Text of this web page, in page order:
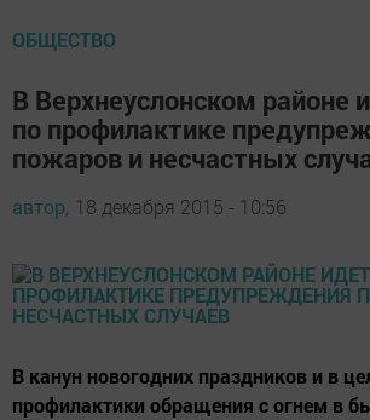
ОБЩЕСТВО
В Верхнеуслонском районе
по профилактике
пожаров и несчастных
автор, 18 декабря 2015 - 10:56
В канун новогодних праздников и в
профилактики обращения с огнем в